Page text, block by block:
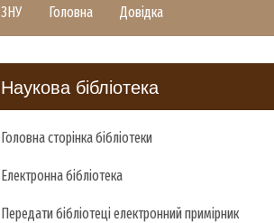
ЗНУ Головна Довідка
Наукова бібліотека
Головна сторінка бібліотеки
Електронна бібліотека
Передати бібліотеці електронний примірник